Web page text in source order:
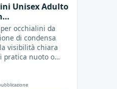
Unisex Adulto
occhialini da
di condensa
visibilità chiara
pratica nuoto o